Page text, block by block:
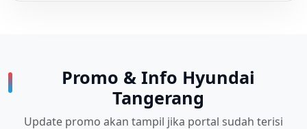
Promo & Info Hyundai
Tangerang
Update promo akan tampil jika portal sudah terisi